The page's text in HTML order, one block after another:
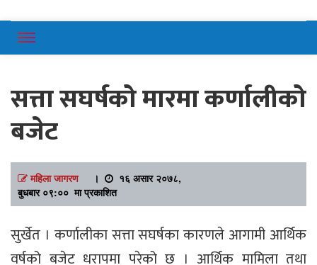
Mahilajagaran
सत्ता सघर्षको मारमा कर्णालीको
बजेट
महिला जागरण।
१६ असार २०७८,
बुधबार ०९:०० मा प्रकाशित
सुर्खेत । कर्णालीका सत्ता सघर्षका कारणले आगामी आर्थिक
वर्षको बजेट धरापमा परेको छ । आर्थिक मामिला तथा